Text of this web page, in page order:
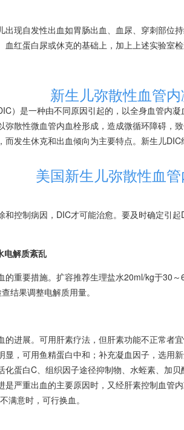
出现自发性出血如胃肠出血、血尿、穿刺部位
血红蛋白尿或休克的基础上，加上上述实验室
新生儿弥散性血管
DIC）是一种由不同原因引起的，以全身血管内
弥散性微血管内血栓形成，造成微循环障碍，
而发生休克和出血倾向为主要特点。新生儿DIC
美国新生儿弥散性血
和控制病因，DIC才可能治愈。要及时确定引
电解质紊乱
的重要措施。扩容推荐生理盐水20ml/kg于30
结果调整电解质用量。
的进展。可用肝素疗法，但肝素功能不正常者
显，可用鱼精蛋白中和；补充凝血因子，选用
化蛋白C、组织因子途径抑制物、水蛭素、加
是严重出血的主要原因时，又经肝素控制血管
满意时，可行换血。